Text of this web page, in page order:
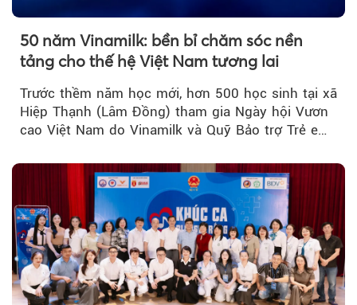
50 năm Vinamilk: bền bỉ chăm sóc nền
tảng cho thế hệ Việt Nam tương lai
Trước thềm năm học mới, hơn 500 học sinh tại xã
Hiệp Thạnh (Lâm Đồng) tham gia Ngày hội Vươn
cao Việt Nam do Vinamilk và Quỹ Bảo trợ Trẻ em